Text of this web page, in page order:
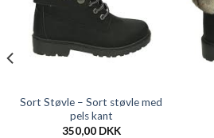
Sort Støvle – Sort støvle med
pels kant
350,00 DKK